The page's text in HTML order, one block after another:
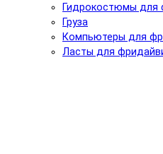
Гидрокостюмы для
Груза
Компьютеры для
Ласты для